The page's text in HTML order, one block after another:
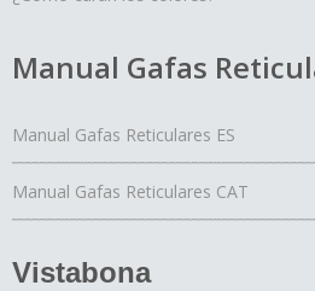
Manual Gafas
Manual Gafas Reticulares ES
Manual Gafas Reticulares CAT
Vistabona